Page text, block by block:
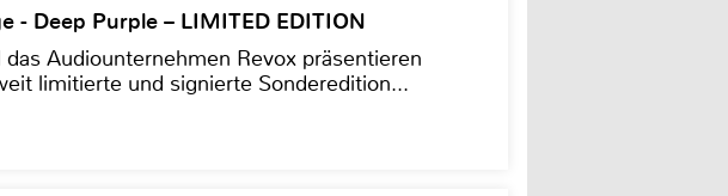
- Deep Purple – LIMITED EDITION
Audiounternehmen Revox präsentieren
limitierte und signierte Sonderedition...